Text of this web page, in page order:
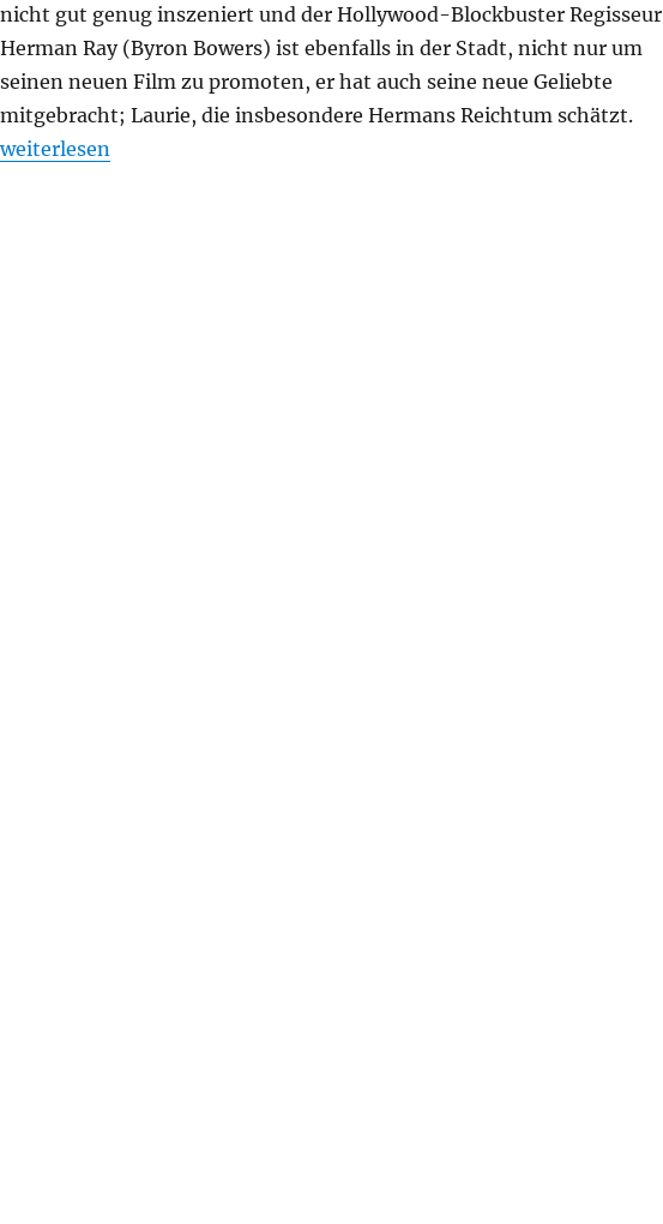
nicht gut genug inszeniert und der Hollywood-Blockbuster Regisseur
Herman Ray (Byron Bowers) ist ebenfalls in der Stadt, nicht nur um
seinen neuen Film zu promoten, er hat auch seine neue Geliebte
mitgebracht; Laurie, die insbesondere Hermans Reichtum schätzt.
„Irma Vep“
weiterlesen